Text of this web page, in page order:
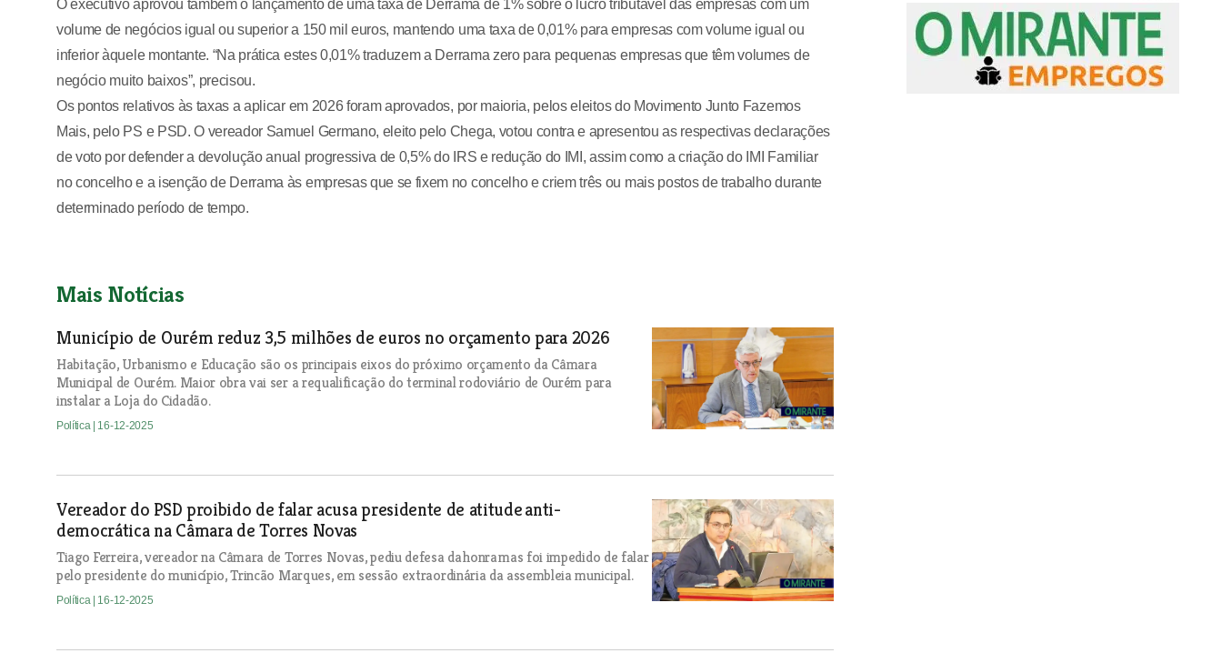
O executivo aprovou também o lançamento de uma taxa de Derrama de 1% sobre o lucro tributável das empresas com um
volume de negócios igual ou superior a 150 mil euros, mantendo uma taxa de 0,01% para empresas com volume igual ou
inferior àquele montante. “Na prática estes 0,01% traduzem a Derrama zero para pequenas empresas que têm volumes de
negócio muito baixos”, precisou.
Os pontos relativos às taxas a aplicar em 2026 foram aprovados, por maioria, pelos eleitos do Movimento Junto Fazemos
Mais, pelo PS e PSD. O vereador Samuel Germano, eleito pelo Chega, votou contra e apresentou as respectivas declarações
de voto por defender a devolução anual progressiva de 0,5% do IRS e redução do IMI, assim como a criação do IMI Familiar
no concelho e a isenção de Derrama às empresas que se fixem no concelho e criem três ou mais postos de trabalho durante
determinado período de tempo.
Mais Notícias
Município de Ourém reduz 3,5 milhões de euros no orçamento para 2026
Habitação, Urbanismo e Educação são os principais eixos do próximo orçamento da Câmara
Municipal de Ourém. Maior obra vai ser a requalificação do terminal rodoviário de Ourém para
instalar a Loja do Cidadão.
Política | 16-12-2025
Vereador do PSD proibido de falar acusa presidente de atitude anti-
democrática na Câmara de Torres Novas
Tiago Ferreira, vereador na Câmara de Torres Novas, pediu defesa da honra mas foi impedido de falar
pelo presidente do município, Trincão Marques, em sessão extraordinária da assembleia municipal.
Política | 16-12-2025